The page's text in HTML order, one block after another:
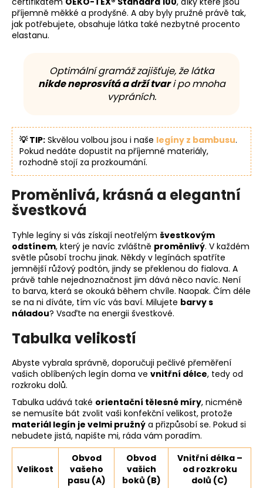
příjemně měkké a prodyšné. A aby byly pružné právě tak,
jak potřebujete, obsahuje látka také nezbytné procento
elastanu.
Optimální gramáž zajišťuje, že látka
nikde neprosvítá a drží tvari po mnoha
vypráních.
💡 TIP: Skvělou volbou jsou i naše legíny z bambusu.
Pokud nedáte dopustit na příjemné materiály,
rozhodně stojí za prozkoumání.
Proměnlivá, krásná a elegantní
švestková
Tyhle legíny si vás získají neotřelým švestkovým
odstínem, který je navíc zvláštně proměnlivý. V každém
světle působí trochu jinak. Někdy v legínách spatříte
jemnější růžový podtón, jindy se překlenou do fialova. A
právě tahle nejednoznačnost jim dává něco navíc. Není
to barva, která se okouká během chvíle. Naopak. Čím déle
se na ni díváte, tím víc vás baví. Milujete barvy s
náladou? Vsaďte na energii švestkové.
Tabulka velikostí
Abyste vybrala správně, doporučuji pečlivé přeměření
vašich oblíbených legín doma ve vnitřní délce, tedy od
rozkroku dolů.
Tabulka udává také orientační tělesné míry, nicméně
se nemusíte bát zvolit vaši konfekční velikost, protože
materiál legín je velmi pružný a přizpůsobí se. Pokud si
nebudete jistá, napište mi, ráda vám poradím.
Velikost
Obvod
vašeho
pasu (A)
Obvod
vašich
boků (B)
Vnitřní délka –
od rozkroku
dolů (C)